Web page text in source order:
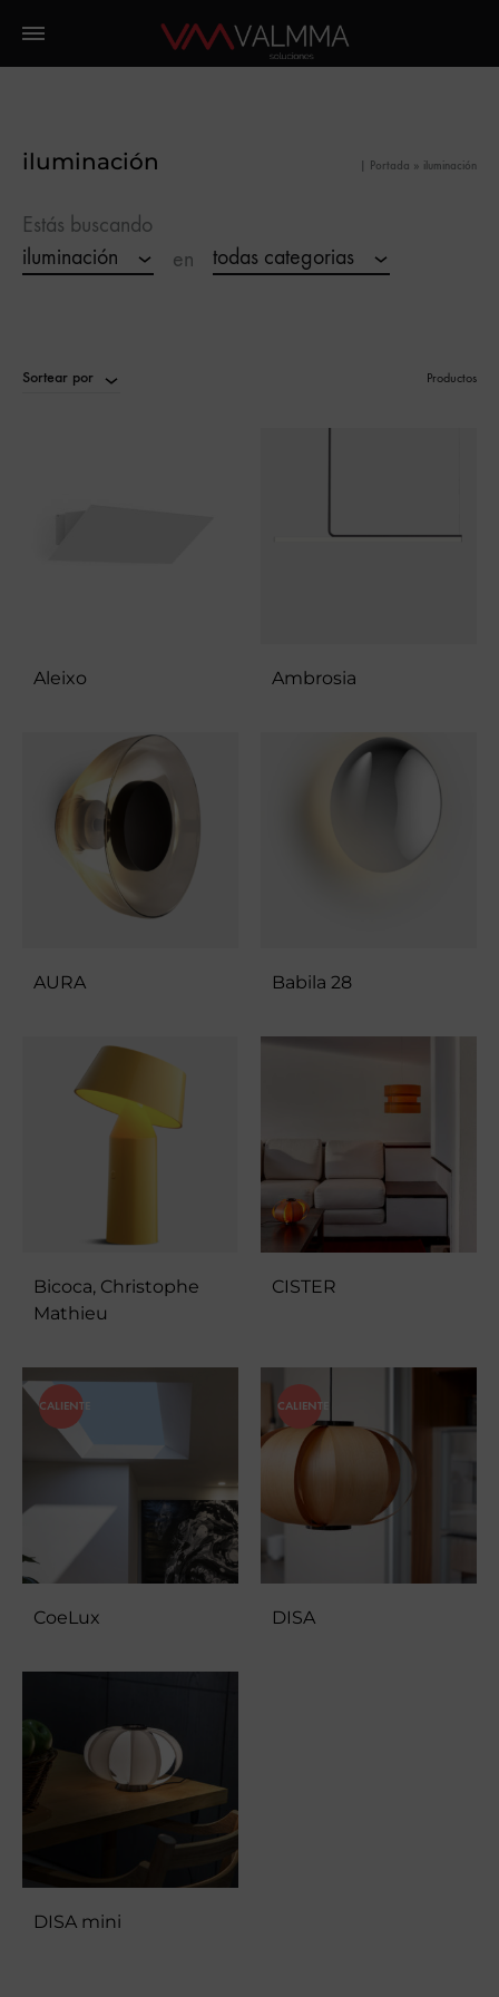
iluminación | Portada » iluminación
Estás buscando
iluminación
en todas categorias
Sortear por Productos
Aleixo Ambrosia
AURA Babila 28
Bicoca, Christophe
Mathieu
CISTER
CALIENTE
CoeLux
CALIENTE
DISA
DISA mini